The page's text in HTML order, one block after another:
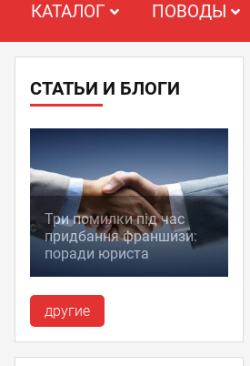
КАТАЛОГ ПОВОДЫ
СТАТЬИ И БЛОГИ
Три помилки під час
придбання франшизи:
поради юриста
другие